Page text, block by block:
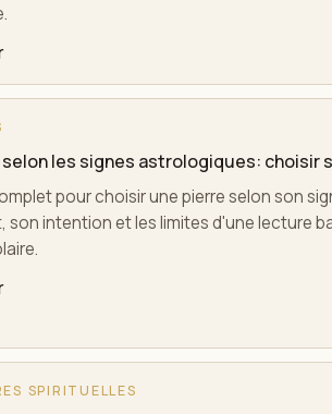
les signes astrologiques: choisir
pour choisir une pierre selon son
son intention et les limites d'une lecture
SPIRITUELLES